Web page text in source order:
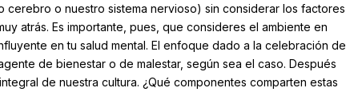
o nuestro sistema nervioso) sin considerar los factores
atrás. Es importante, pues, que consideres el ambiente en
en tu salud mental. El enfoque dado a la celebración de
de bienestar o de malestar, según sea el caso. Después
de nuestra cultura. ¿Qué componentes comparten estas